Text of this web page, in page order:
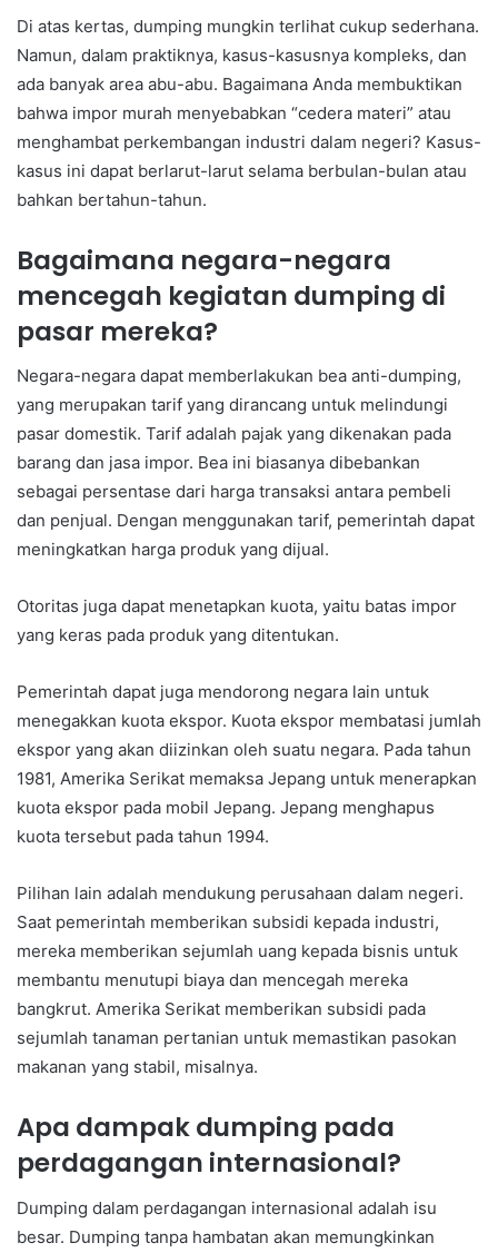
Di atas kertas, dumping mungkin terlihat cukup sederhana.
Namun, dalam praktiknya, kasus-kasusnya kompleks, dan
ada banyak area abu-abu. Bagaimana Anda membuktikan
bahwa impor murah menyebabkan “cedera materi” atau
menghambat perkembangan industri dalam negeri? Kasus-
kasus ini dapat berlarut-larut selama berbulan-bulan atau
bahkan bertahun-tahun.
Bagaimana negara-negara
mencegah kegiatan dumping di
pasar mereka?
Negara-negara dapat memberlakukan bea anti-dumping,
yang merupakan tarif yang dirancang untuk melindungi
pasar domestik. Tarif adalah pajak yang dikenakan pada
barang dan jasa impor. Bea ini biasanya dibebankan
sebagai persentase dari harga transaksi antara pembeli
dan penjual. Dengan menggunakan tarif, pemerintah dapat
meningkatkan harga produk yang dijual.
Otoritas juga dapat menetapkan kuota, yaitu batas impor
yang keras pada produk yang ditentukan.
Pemerintah dapat juga mendorong negara lain untuk
menegakkan kuota ekspor. Kuota ekspor membatasi jumlah
ekspor yang akan diizinkan oleh suatu negara. Pada tahun
1981, Amerika Serikat memaksa Jepang untuk menerapkan
kuota ekspor pada mobil Jepang. Jepang menghapus
kuota tersebut pada tahun 1994.
Pilihan lain adalah mendukung perusahaan dalam negeri.
Saat pemerintah memberikan subsidi kepada industri,
mereka memberikan sejumlah uang kepada bisnis untuk
membantu menutupi biaya dan mencegah mereka
bangkrut. Amerika Serikat memberikan subsidi pada
sejumlah tanaman pertanian untuk memastikan pasokan
makanan yang stabil, misalnya.
Apa dampak dumping pada
perdagangan internasional?
Dumping dalam perdagangan internasional adalah isu
besar. Dumping tanpa hambatan akan memungkinkan